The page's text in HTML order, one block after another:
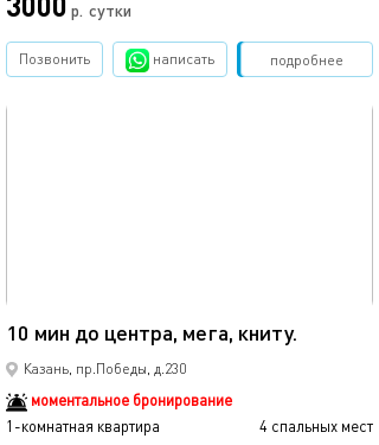
р. сутки
подробнее
Позвонить написать Забронировать
10 мин до центра, мега, книту.
Казань, пр.Победы, д.230
моментальное бронирование
1-комнатная квартира
4 спальных мест